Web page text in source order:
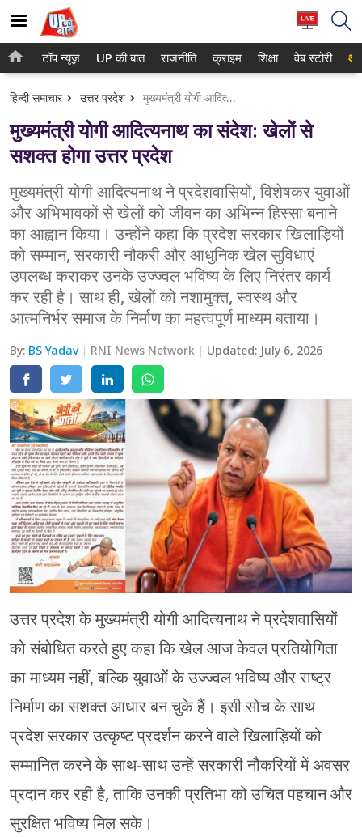
होम
टॉप न्यूज़
UP की बात
क्राइम
शिक्षा
वेब स्टोरी
टॉप न्यूज़ UP की बात राजनीति क्राइम शिक्षा वेब स्टोरी
हिन्दी समाचार उत्तर प्रदेश मुख्यमंत्री योगी आदित्यनाथ का संदेश: खेलों से सशक्त होगा उत्तर प्रदेश
मुख्यमंत्री योगी आदित्यनाथ का संदेश: खेलों से
सशक्त होगा उत्तर प्रदेश
मुख्यमंत्री योगी आदित्यनाथ ने प्रदेशवासियों, विशेषकर युवाओं
और अभिभावकों से खेलों को जीवन का अभिन्न हिस्सा बनाने
का आह्वान किया। उन्होंने कहा कि प्रदेश सरकार खिलाड़ियों
को सम्मान, सरकारी नौकरी और आधुनिक खेल सुविधाएं
उपलब्ध कराकर उनके उज्ज्वल भविष्य के लिए निरंतर कार्य
कर रही है। साथ ही, खेलों को नशामुक्त, स्वस्थ और
आत्मनिर्भर समाज के निर्माण का महत्वपूर्ण माध्यम बताया।
By: BS Yadav RNI News Network Updated: July 6, 2026
उत्तर प्रदेश के मुख्यमंत्री योगी आदित्यनाथ ने प्रदेशवासियों
को संबोधित करते हुए कहा कि खेल आज केवल प्रतियोगिता
का माध्यम नहीं, बल्कि युवाओं के उज्ज्वल भविष्य और राष्ट्र
निर्माण का सशक्त आधार बन चुके हैं। इसी सोच के साथ
प्रदेश सरकार उत्कृष्ट प्रदर्शन करने वाले खिलाड़ियों को
सम्मानित करने के साथ-साथ उन्हें सरकारी नौकरियों में अवसर
प्रदान कर रही है, ताकि उनकी प्रतिभा को उचित पहचान और
सुरक्षित भविष्य मिल सके।
गाजियाबाद
लखनऊ
वाराणसी
आगरा
अयोध्या
अलीगढ़
मथुरा
मेरठ
मुरादाबाद
गोरखपुर
प्रयागराज
रामपुर